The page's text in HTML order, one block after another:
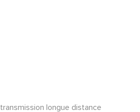
longue distance